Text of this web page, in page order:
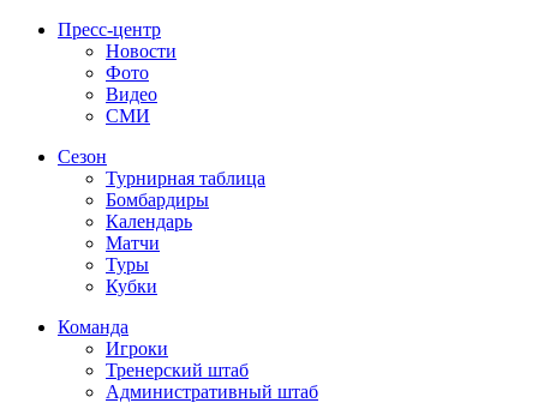
Пресс-центр
Новости
Фото
Видео
СМИ
Сезон
Турнирная таблица
Бомбардиры
Календарь
Матчи
Туры
Кубки
Команда
Игроки
Тренерский штаб
Административный штаб